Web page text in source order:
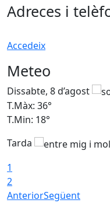
Adreces i
Accedeix
Meteo
Dissabte, 8 d’agost
T.Màx: 36°
T.Min: 18°
Tarda
1
2
AnteriorSegüent